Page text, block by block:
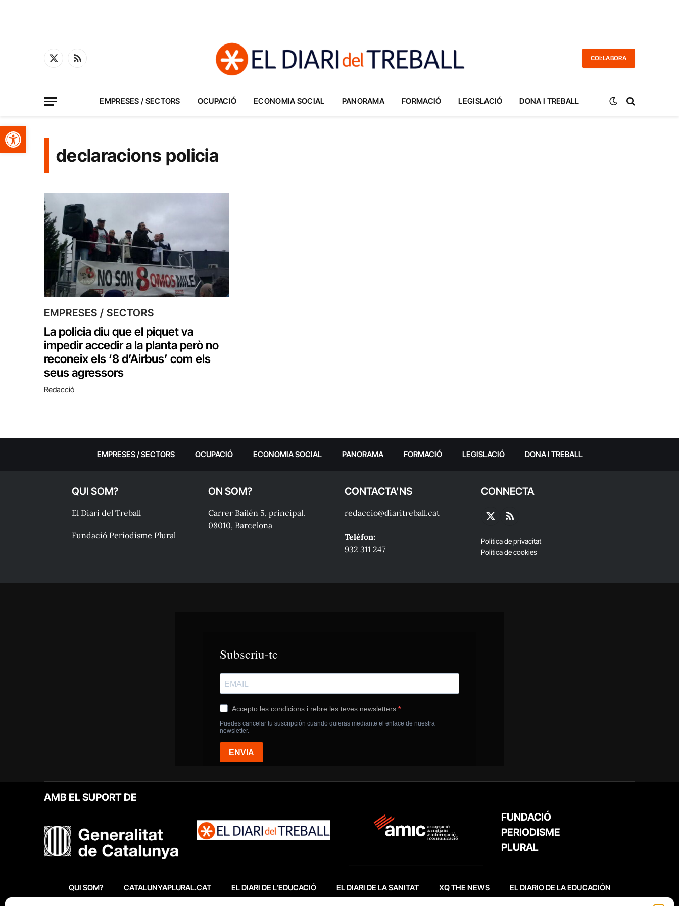
Obre la barra d'eines
X
RSS
COL·LABORA
EMPRESES / SECTORS OCUPACIÓ ECONOMIA SOCIAL PANORAMA FORMACIÓ LEGISLACIÓ DONA I TREBALL
declaracions policia
EMPRESES / SECTORS
La policia diu que el piquet va
impedir accedir a la planta però no
reconeix els ‘8 d’Airbus’ com els
seus agressors
Redacció
EMPRESES / SECTORS OCUPACIÓ ECONOMIA SOCIAL PANORAMA FORMACIÓ LEGISLACIÓ DONA I TREBALL
QUI SOM?
El Diari del Treball
Fundació Periodisme Plural
ON SOM?
Carrer Bailén 5, principal.
08010, Barcelona
CONTACTA'NS
redaccio@diaritreball.cat
Telèfon:
932 311 247
CONNECTA
X
RSS
Política de privacitat
Política de cookies
AMB EL SUPORT DE
FUNDACIÓ
PERIODISME
PLURAL
QUI SOM? CATALUNYAPLURAL.CAT EL DIARI DE L’EDUCACIÓ EL DIARI DE LA SANITAT XQ THE NEWS EL DIARIO DE LA EDUCACIÓN